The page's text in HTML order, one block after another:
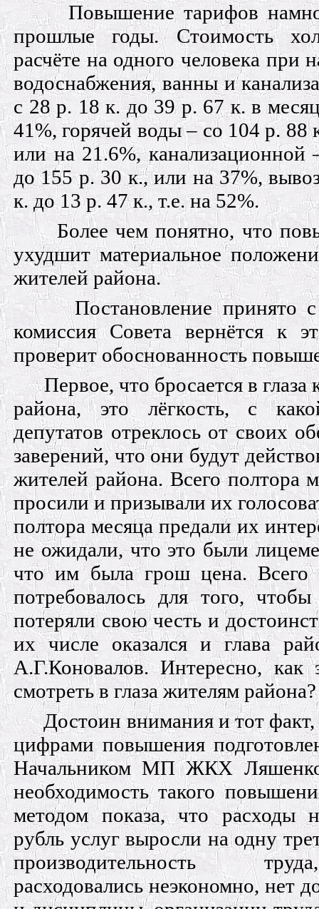
Повышение тарифов
прошлые годы. Стоимость
расчёте на одного человека при
водоснабжения, ванны и
с 28 р. 18 к. до 39 р. 67 к. в
41%, горячей воды – со 104 р. 88
или на 21.6%, канализационной
до 155 р. 30 к., или на 37%,
к. до 13 р. 47 к., т.е. на 52%.
Более чем понятно, что
ухудшит материальное
жителей района.
Постановление принято
комиссия Совета вернётся к
проверит обоснованность
Первое, что бросается в
района, это лёгкость, с
депутатов отреклось от своих
заверений, что они будут
жителей района. Всего полтора
просили и призывали их
полтора месяца предали их
не ожидали, что это были
что им была грош цена. Всего
потребовалось для того,
потеряли свою честь и
их числе оказался и глава
А.Г.Коновалов. Интересно, как
смотреть в глаза жителям района?
Достоин внимания и тот
цифрами повышения
Начальником МП ЖКХ
необходимость такого
методом показа, что расходы
рубль услуг выросли на одну
производительность
расходовались неэкономно, нет